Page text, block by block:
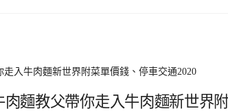
入牛肉麵新世界附菜單價錢、停車交通2020
麵教父帶你走入牛肉麵新世界